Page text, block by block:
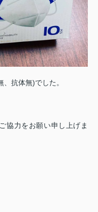
抗体無)でした。
協力をお願い申し上げま